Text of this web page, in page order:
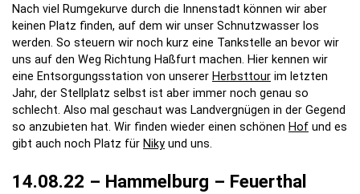
Nach viel Rumgekurve durch die Innenstadt können wir aber
keinen Platz finden, auf dem wir unser Schnutzwasser los
werden. So steuern wir noch kurz eine Tankstelle an bevor wir
uns auf den Weg Richtung Haßfurt machen. Hier kennen wir
eine Entsorgungsstation von unserer Herbsttour im letzten
Jahr, der Stellplatz selbst ist aber immer noch genau so
schlecht. Also mal geschaut was Landvergnügen in der Gegend
so anzubieten hat. Wir finden wieder einen schönen Hof und es
gibt auch noch Platz für Niky und uns.
14.08.22 – Hammelburg – Feuerthal